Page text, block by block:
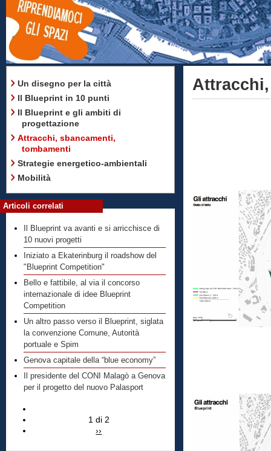
Un disegno per la città
Il Blueprint in 10 punti
Il Blueprint e gli ambiti di
progettazione
Attracchi, sbancamenti,
tombamenti
Strategie energetico-ambientali
Mobilità
Articoli correlati
Il Blueprint va avanti e si arricchisce di
10 nuovi progetti
Iniziato a Ekaterinburg il roadshow del
"Blueprint Competition"
Bello e fattibile, al via il concorso
internazionale di idee Blueprint
Competition
Un altro passo verso il Blueprint, siglata
la convenzione Comune, Autorità
portuale e Spim
Genova capitale della “blue economy”
Il presidente del CONI Malagò a Genova
per il progetto del nuovo Palasport
1 di 2
››